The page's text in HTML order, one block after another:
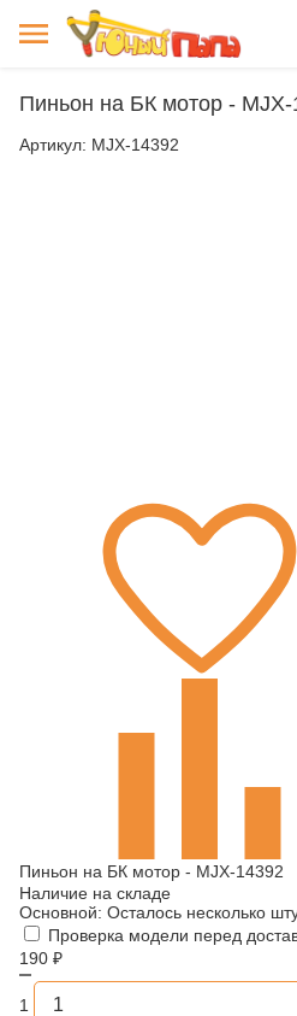
Пиньон на БК мотор - MJX-
Артикул: MJX-14392
Пиньон на БК мотор - MJX-14392
Наличие на складе
Основной: Осталось несколько
Проверка модели перед
190 ₽
1